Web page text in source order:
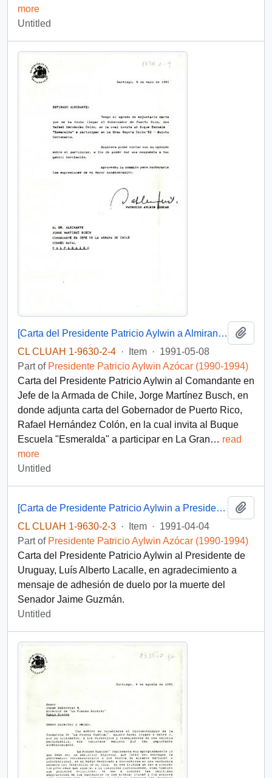
more
Untitled
[Carta del Presidente Patricio Aylwin a Almirante Jorge Martínez Busch]
CL CLUAH 1-9630-2-4 · Item · 1991-05-08
Part of Presidente Patricio Aylwin Azócar (1990-1994)
Carta del Presidente Patricio Aylwin al Comandante en
Jefe de la Armada de Chile, Jorge Martínez Busch, en
donde adjunta carta del Gobernador de Puerto Rico,
Rafael Hernández Colón, en la cual invita al Buque
Escuela "Esmeralda" a participar en La Gran… read
more
Untitled
[Carta de Presidente Patricio Aylwin a Presidente de Uruguay, Luís Alberto Lacalle]
CL CLUAH 1-9630-2-3 · Item · 1991-04-04
Part of Presidente Patricio Aylwin Azócar (1990-1994)
Carta del Presidente Patricio Aylwin al Presidente de
Uruguay, Luís Alberto Lacalle, en agradecimiento a
mensaje de adhesión de duelo por la muerte del
Senador Jaime Guzmán.
Untitled